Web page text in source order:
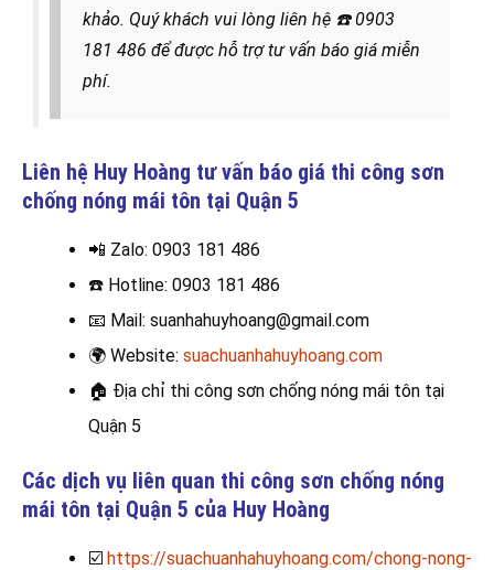
khảo. Quý khách vui lòng liên hệ ☎️0903
181 486 để được hỗ trợ tư vấn báo giá miễn
phí.
Liên hệ Huy Hoàng tư vấn báo giá thi công sơn
chống nóng mái tôn tại Quận 5
📲 Zalo: 0903 181 486
☎️ Hotline: 0903 181 486
📧 Mail: suanhahuyhoang@gmail.com
🌍 Website: suachuanhahuyhoang.com
🏠 Địa chỉ thi công sơn chống nóng mái tôn tại
Quận 5
Các dịch vụ liên quan thi công sơn chống nóng
mái tôn tại Quận 5 của Huy Hoàng
☑️ https://suachuanhahuyhoang.com/chong-nong-